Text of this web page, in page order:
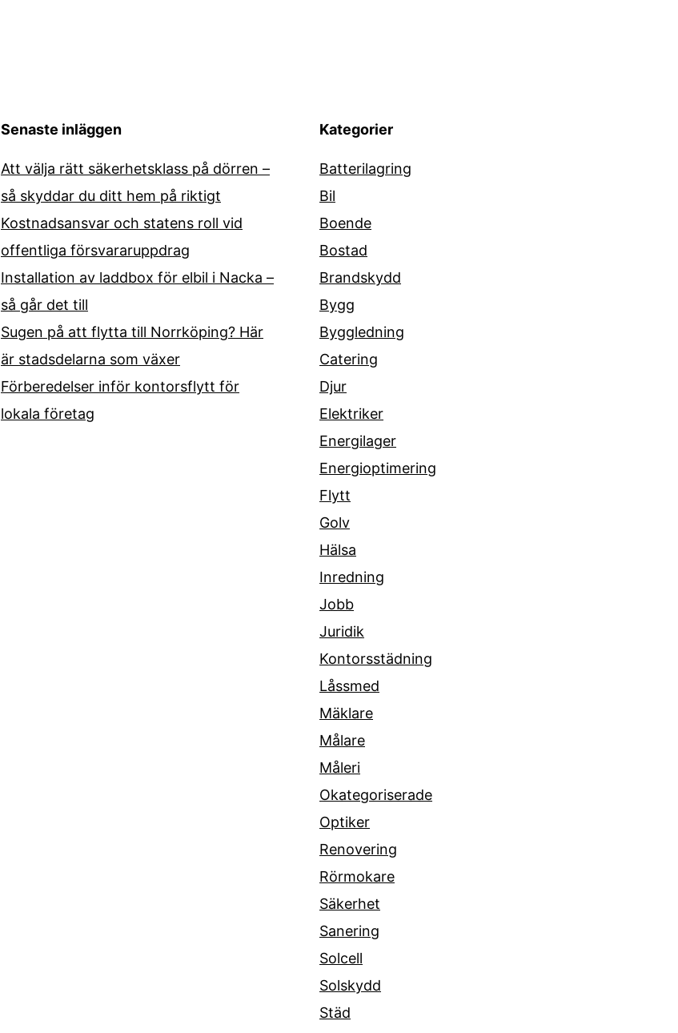
Senaste inläggen
Att välja rätt säkerhetsklass på dörren –
så skyddar du ditt hem på riktigt
Kostnadsansvar och statens roll vid
offentliga försvararuppdrag
Installation av laddbox för elbil i Nacka –
så går det till
Sugen på att flytta till Norrköping? Här
är stadsdelarna som växer
Förberedelser inför kontorsflytt för
lokala företag
Kategorier
Batterilagring
Bil
Boende
Bostad
Brandskydd
Bygg
Byggledning
Catering
Djur
Elektriker
Energilager
Energioptimering
Flytt
Golv
Hälsa
Inredning
Jobb
Juridik
Kontorsstädning
Låssmed
Mäklare
Målare
Måleri
Okategoriserade
Optiker
Renovering
Rörmokare
Säkerhet
Sanering
Solcell
Solskydd
Städ